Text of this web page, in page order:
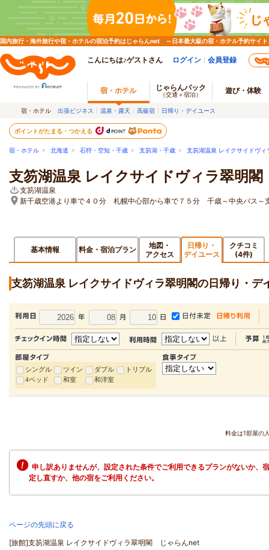
国内旅行・海外旅行や宿・ホテルの宿泊予約はじゃらんnet ～日本最大級の宿・ホテル予約サイト
こんにちは♪ゲストさん ログイン 会員登録
宿・ホテル じゃらんパック
（交通＋宿泊） 遊び・体験
宿・ホテル 出張ビジネス 温泉・露天 高級宿 日帰り・デイユース
ポイントがたまる・つかえる
宿・ホテル > 北海道 > 石狩・空知・千歳 > 支笏湖・千歳 > 支笏湖温泉 レイクサイドヴィ
支笏湖温泉 レイクサイドヴィラ翠明閣
支笏湖温泉
新千歳空港より車で４０分 札幌中心部から車で７５分 千歳～中央バス
基本情報 料金・宿泊プラン
地図・
アクセス
日帰り・
デイユース
クチコミ
(4件)
支笏湖温泉 レイクサイドヴィラ翠明閣の日帰り・デ
シングル ツイン ダブル
トリプル
4ベッド
和室 和洋室
料金は1部屋の
申し訳ありませんが、設定された条件でご利用できるプランがないか、
定し直すか、他の宿をご利用ください。
ページの先頭に戻る
[旅館]支笏湖温泉 レイクサイドヴィラ翠明閣 じゃらんnet